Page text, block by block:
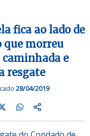
fica ao lado de
que morreu
caminhada e
resgate
28/04/2019